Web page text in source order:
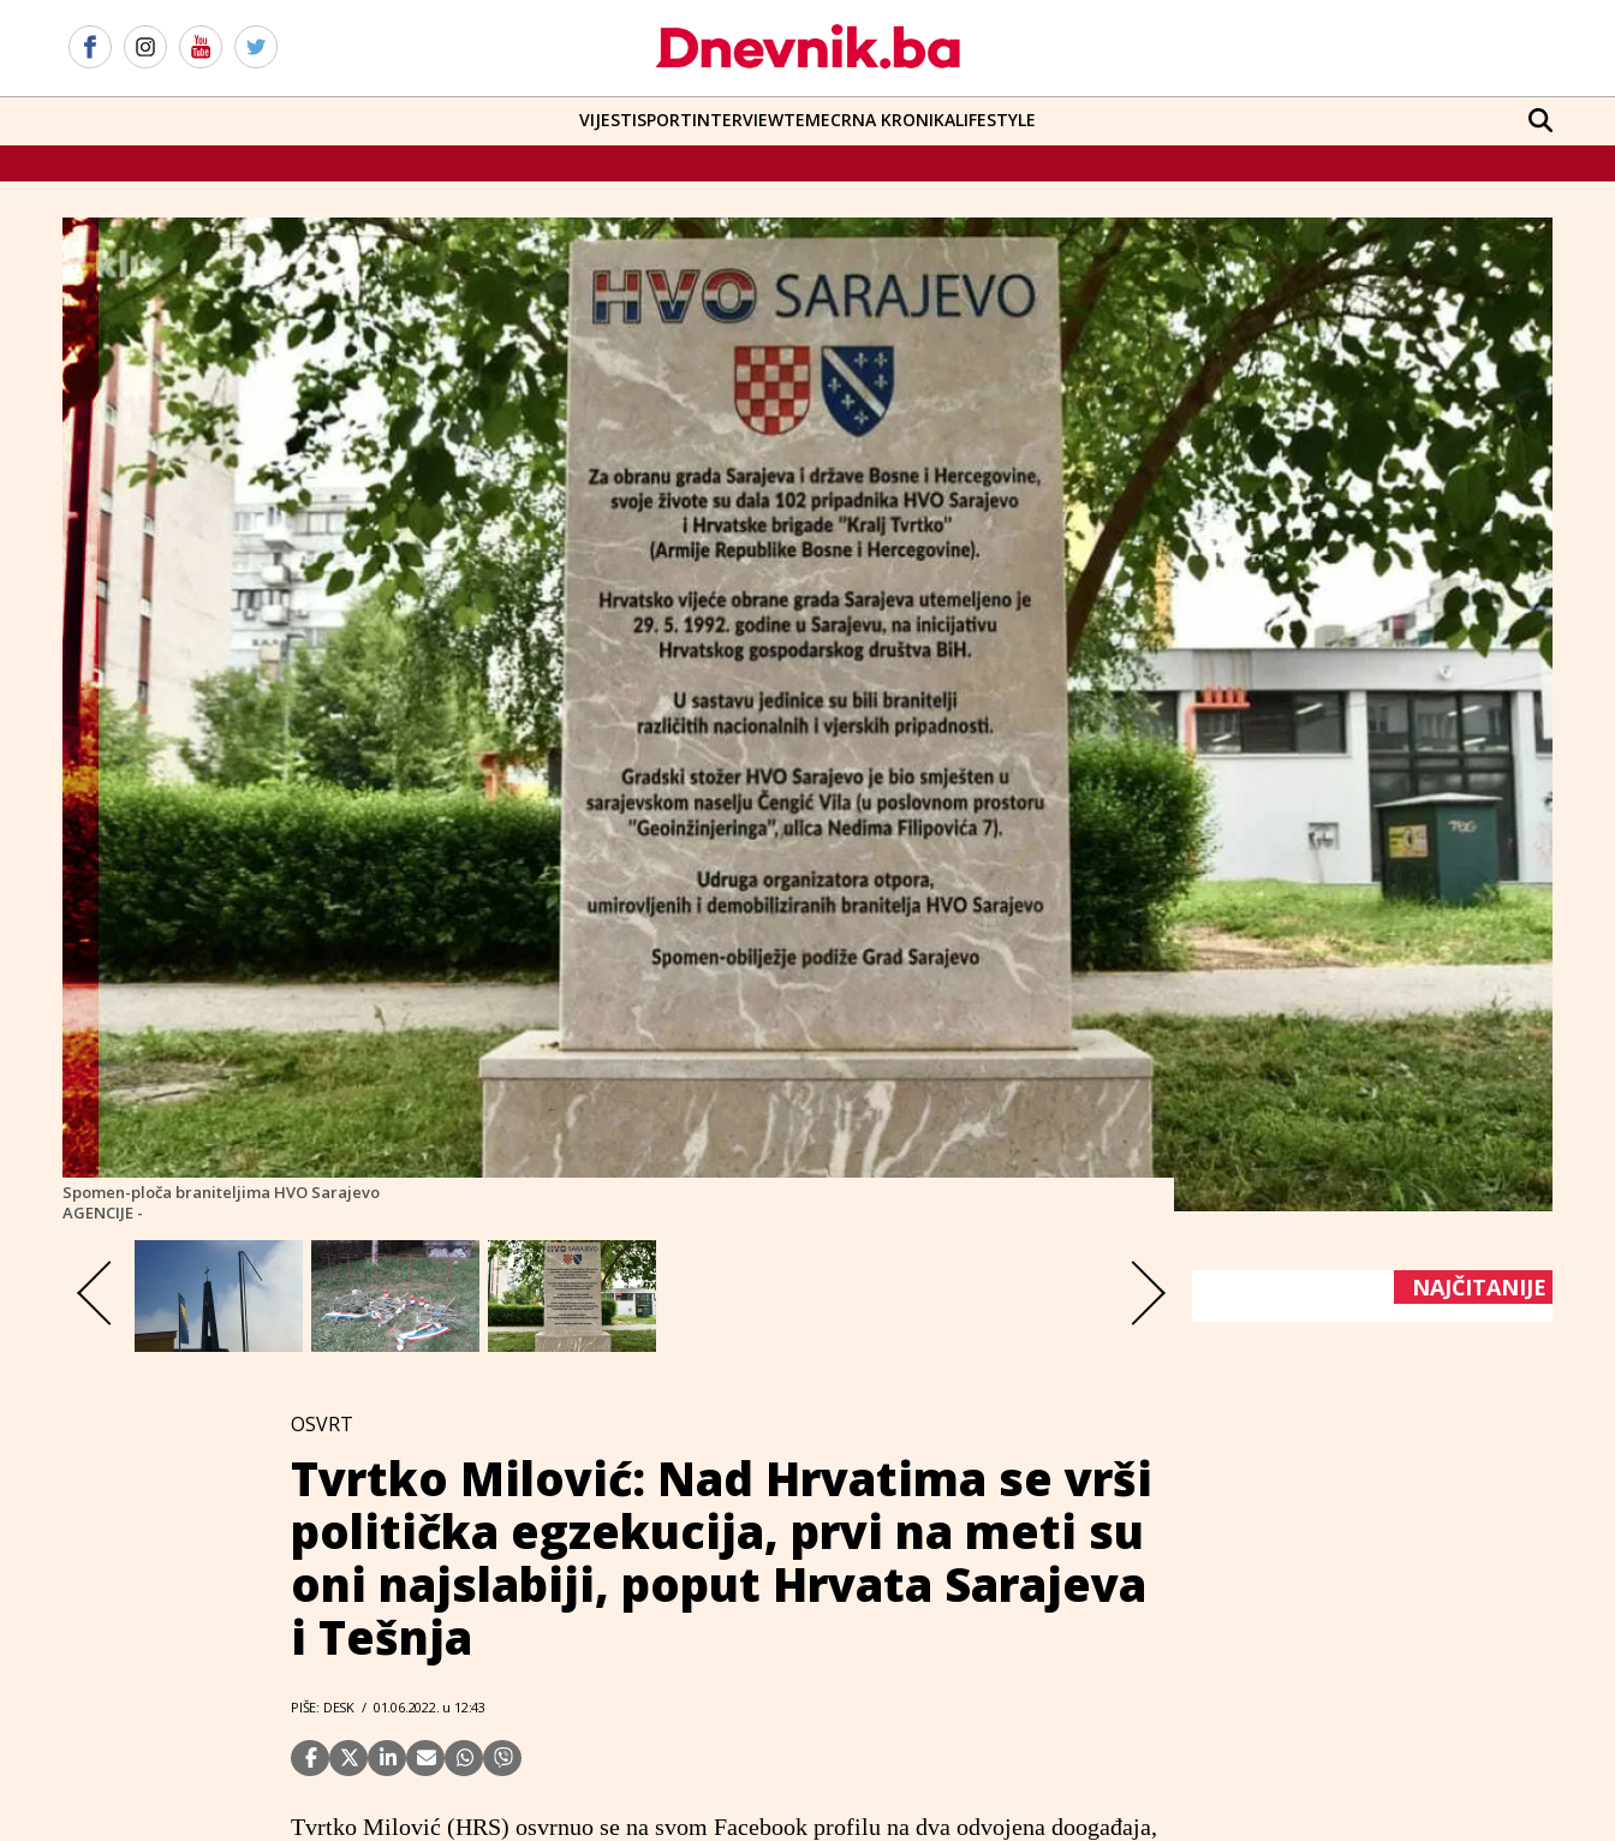
VIJESTISPORTINTERVIEWTEMECRNA KRONIKALIFESTYLE
Spomen-ploča braniteljima HVO Sarajevo
AGENCIJE -
OSVRT
Tvrtko Milović: Nad Hrvatima se vrši
politička egzekucija, prvi na meti su
oni najslabiji, poput Hrvata Sarajeva
i Tešnja
PIŠE: DESK / 01.06.2022. u 12:43
Tvrtko Milović (HRS) osvrnuo se na svom Facebook profilu na dva odvojena doogađaja,
NAJČITANIJE